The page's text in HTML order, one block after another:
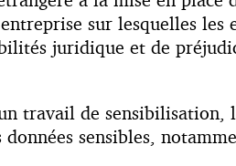
sur lesquelles
juridique et de
travail de sensibilisation,
sensibles,